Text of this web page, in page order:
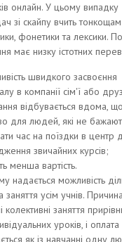
онлайн. У цьому випадку
зі скайпу вчить тонкощам
фонетики та лексики.
має низку істотних
швидкого засвоєння
в компанії сім'ї або
відбувається вдома, що
для людей, які не
час на поїздки в центр
звичайних курсів;
менша вартість.
надається можливість
заняття усім учнів.
колективні заняття
уроків, і оплата
як із навчанні одну